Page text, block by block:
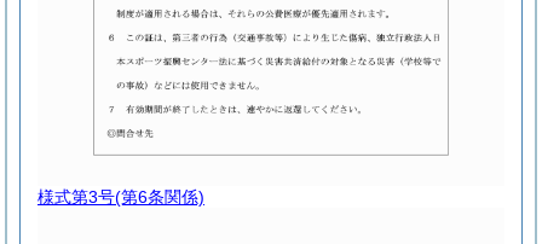
様式第3号(第6条関係)